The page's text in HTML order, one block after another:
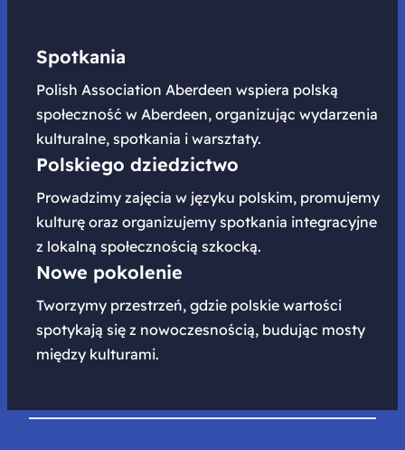
Spotkania
Polish Association Aberdeen wspiera polską
społeczność w Aberdeen, organizując wydarzenia
kulturalne, spotkania i warsztaty.
Polskiego dziedzictwo
Prowadzimy zajęcia w języku polskim, promujemy
kulturę oraz organizujemy spotkania integracyjne
z lokalną społecznością szkocką.
Nowe pokolenie
Tworzymy przestrzeń, gdzie polskie wartości
spotykają się z nowoczesnością, budując mosty
między kulturami.